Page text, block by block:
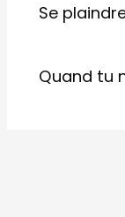
Se
Quand tu